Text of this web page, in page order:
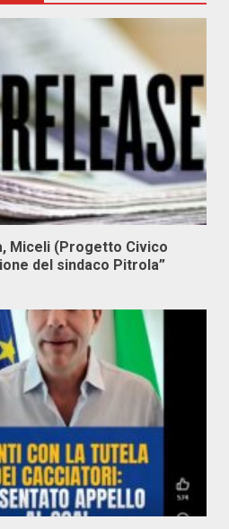
Miceli (Progetto Civico
del sindaco Pitrola”